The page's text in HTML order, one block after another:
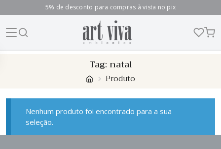
5% de desconto para compras à vista no pix
Tag:natal
Produto
Nenhum produto foi encontrado para a sua
seleção.